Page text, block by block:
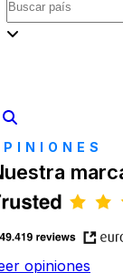
opiniones